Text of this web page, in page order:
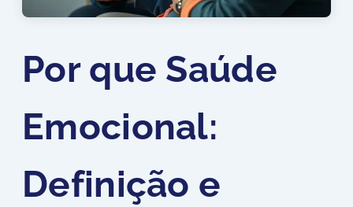
Por que Saúde
Emocional:
Definição e